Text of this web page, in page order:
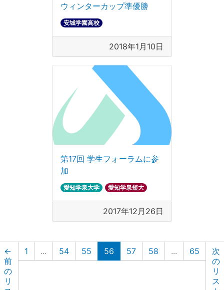
ウィンターカップ準優勝
安城学園高校
2018年1月10日
第17回 学生フォーラムに参
加
愛知学泉大学 愛知学泉短大
2017年12月26日
←
前
の
リ
1 ... 54 55 56 (現在のリスト)
57 58 ... 65
次
の
リ
ス